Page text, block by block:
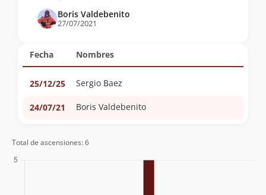
Fecha Nombres
25/12/25 Sergio Baez
24/07/21 Boris Valdebenito
Boris Valdebenito
27/07/2021
Total de ascensiones: 6